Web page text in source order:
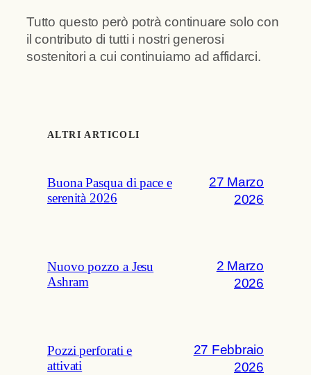
Tutto questo però potrà continuare solo con
il contributo di tutti i nostri generosi
sostenitori a cui continuiamo ad affidarci.
ALTRI ARTICOLI
Buona Pasqua di pace e
serenità 2026
27 Marzo
2026
Nuovo pozzo a Jesu
Ashram
2 Marzo
2026
Pozzi perforati e
attivati
27 Febbraio
2026